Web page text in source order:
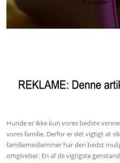
Hunde er ikke kun vores bedste
vores familie. Derfor er det vigtigt at
familiemedlemmer har den bedst
omgivelser. En af de vigtigste